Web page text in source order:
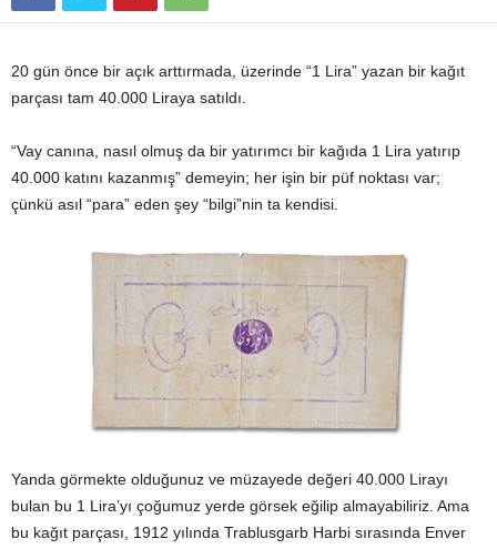
20 gün önce bir açık arttırmada, üzerinde “1 Lira” yazan bir kağıt
parçası tam 40.000 Liraya satıldı.
“Vay canına, nasıl olmuş da bir yatırımcı bir kağıda 1 Lira yatırıp
40.000 katını kazanmış” demeyin; her işin bir püf noktası var;
çünkü asıl “para” eden şey “bilgi”nin ta kendisi.
Yanda görmekte olduğunuz ve müzayede değeri 40.000 Lirayı
bulan bu 1 Lira’yı çoğumuz yerde görsek eğilip almayabiliriz. Ama
bu kağıt parçası, 1912 yılında Trablusgarb Harbi sırasında Enver